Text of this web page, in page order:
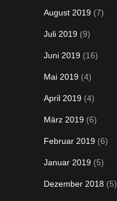
August 2019 (7)
Juli 2019 (9)
Juni 2019 (16)
Mai 2019 (4)
April 2019 (4)
März 2019 (6)
Februar 2019 (6)
Januar 2019 (5)
Dezember 2018 (5)